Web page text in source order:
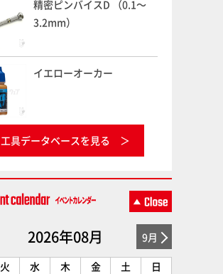
精密ピンバイスD （0.1～
3.2mm）
イエローオーカー
工具データベースを見る
2026年08月 9月
火 水 木 金 土
日